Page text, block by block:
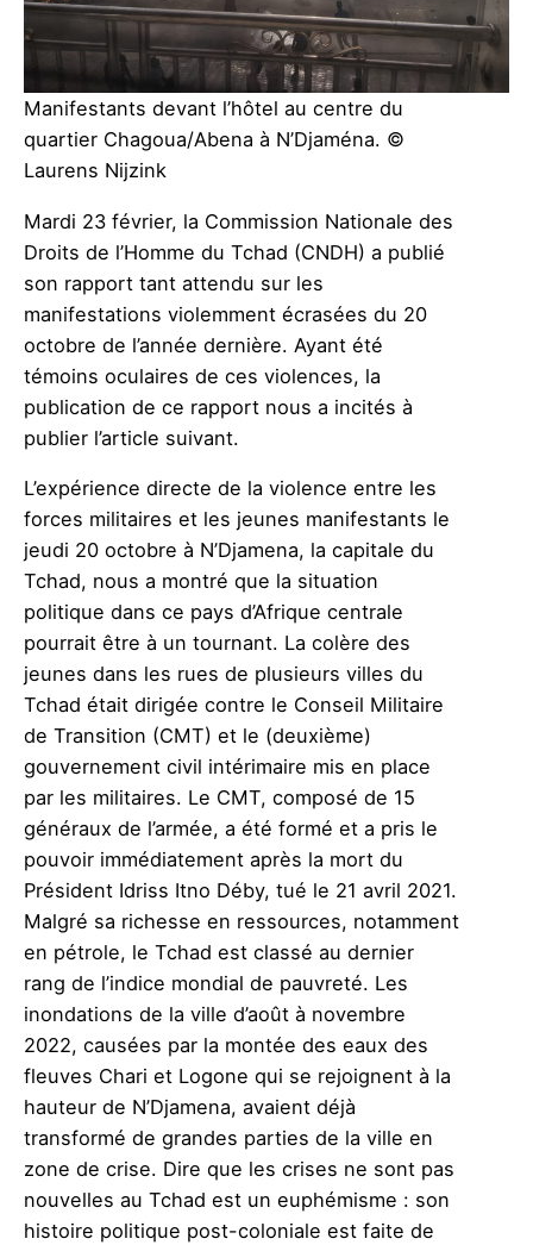
Manifestants devant l’hôtel au centre du
quartier Chagoua/Abena à N’Djaména. ©
Laurens Nijzink
Mardi 23 février, la Commission Nationale des
Droits de l’Homme du Tchad (CNDH) a publié
son rapport tant attendu sur les
manifestations violemment écrasées du 20
octobre de l’année dernière. Ayant été
témoins oculaires de ces violences, la
publication de ce rapport nous a incités à
publier l’article suivant.
L’expérience directe de la violence entre les
forces militaires et les jeunes manifestants le
jeudi 20 octobre à N’Djamena, la capitale du
Tchad, nous a montré que la situation
politique dans ce pays d’Afrique centrale
pourrait être à un tournant. La colère des
jeunes dans les rues de plusieurs villes du
Tchad était dirigée contre le Conseil Militaire
de Transition (CMT) et le (deuxième)
gouvernement civil intérimaire mis en place
par les militaires. Le CMT, composé de 15
généraux de l’armée, a été formé et a pris le
pouvoir immédiatement après la mort du
Président Idriss Itno Déby, tué le 21 avril 2021.
Malgré sa richesse en ressources, notamment
en pétrole, le Tchad est classé au dernier
rang de l’indice mondial de pauvreté. Les
inondations de la ville d’août à novembre
2022, causées par la montée des eaux des
fleuves Chari et Logone qui se rejoignent à la
hauteur de N’Djamena, avaient déjà
transformé de grandes parties de la ville en
zone de crise. Dire que les crises ne sont pas
nouvelles au Tchad est un euphémisme : son
histoire politique post-coloniale est faite de